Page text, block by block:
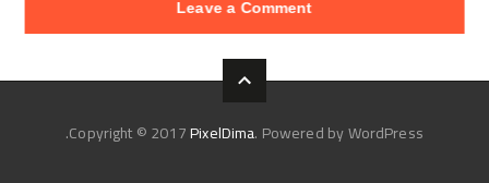
Leave a Comment
Copyright © 2017PixelDima. Powered by WordPress.